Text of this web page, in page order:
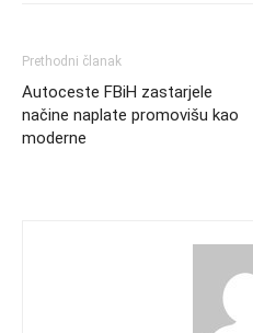
Prethodni članak
Autoceste FBiH zastarjele
načine naplate promovišu kao
moderne